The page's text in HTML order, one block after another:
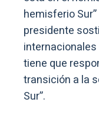
hemisferio
presidente
tiene que
transición a la
Sur”.